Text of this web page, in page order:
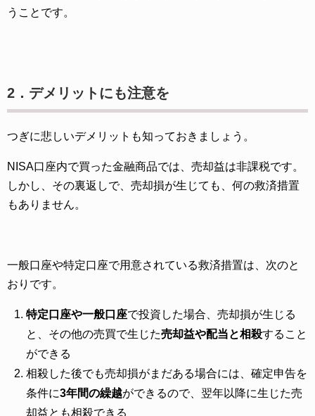
うことです。
2．デメリットにも注意を
つぎに悲しいデメリットも知っておきましょう。
NISA口座内で買った金融商品では、売却益は非課税です。
しかし、その裏返しで、売却損が生じても、何の救済措置
もありません。
一般口座や特定口座で用意されている救済措置は、次のと
おりです。
特定口座や一般口座で投資した場合、売却損が生じる
と、その他の売買で生じた売却益や配当と相殺すること
ができる
相殺した後でも売却損がまだある場合には、確定申告を
条件に3年間の繰越ができるので、翌年以降に生じた売
却益とも相殺できる